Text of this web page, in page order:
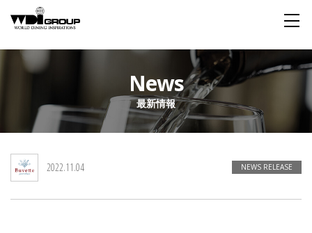
About WDI
WDI STANDARD
私たちが大切にするもの 舞台は世界
Social Responsibility Sustainability
News
最新情報
2022.11.04 NEWS RELEASE